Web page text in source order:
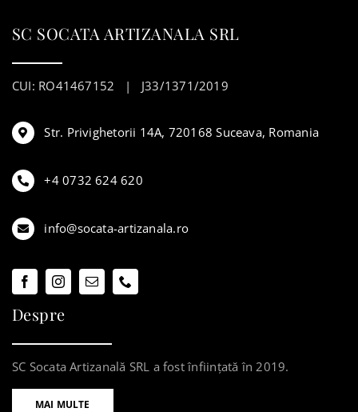
SC SOCATA ARTIZANALA SRL
CUI: RO41467152 | J33/1371/2019
Str. Privighetorii 14A, 720168 Suceava, Romania
+4 0732 624 620
info@socata-artizanala.ro
Despre
SC Socata Artizanală SRL a fost înființată în 2019.
MAI MULTE